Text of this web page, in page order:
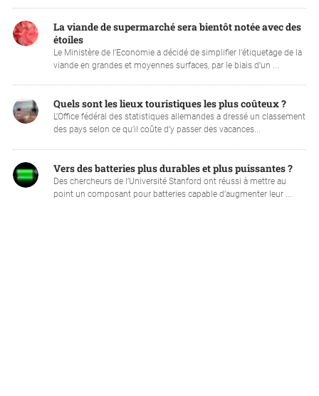
La viande de supermarché sera bientôt notée avec des
étoiles
Le Ministère de l’Economie a décidé de simplifier l’étiquetage de la
viande en grandes et moyennes surfaces, par le biais d’un ...
Quels sont les lieux touristiques les plus coûteux ?
L’Office fédéral des statistiques allemandes a dressé un classement
des pays selon ce qu’il coûte d’y passer des vacances...
Vers des batteries plus durables et plus puissantes ?
Des chercheurs de l’Université Stanford ont réussi à mettre au
point un composant pour batteries capable d’augmenter leur ...